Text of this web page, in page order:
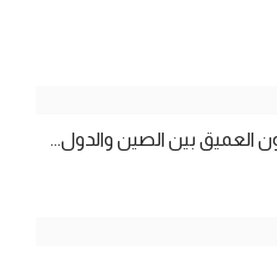
العميق بين الصين والدول...